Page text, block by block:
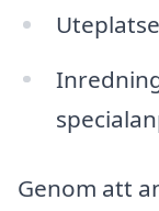
Genom att